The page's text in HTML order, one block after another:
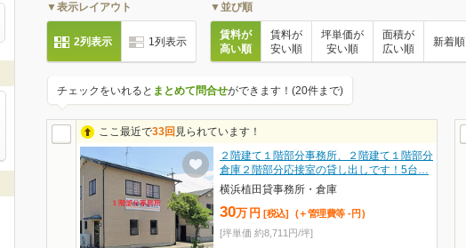
▼表示レイアウト
2列表示 1列表示
▼並び順
賃料が
高い順
賃料が
安い順
坪単価が
安い順
面積が
広い順
新着順
チェックをいれると まとめて問合せができます！(20件まで)
ここ最近で33回 見られています！
２階建て１階部分事務所、２階建て１階部分
倉庫２階部分応接室の貸し出しです！5台…
横浜植田貸事務所・倉庫
30万 円 [税込] (＋管理費等 - 円 )
[坪単価 約8,711円/坪]